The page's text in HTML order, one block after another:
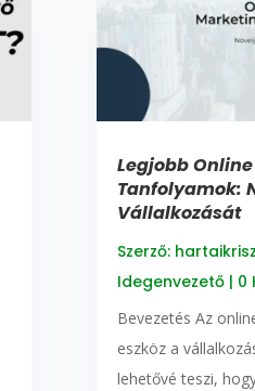
Legjobb
Tanfolyamok:
Vállalkozását
Szerző: hartaikrisz
Idegenvezető| 0
Bevezetés Az
eszköz a
lehetővé teszi,